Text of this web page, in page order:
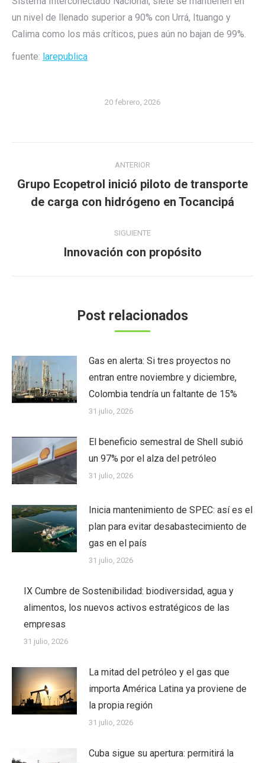
un nivel de llenado superior a 90% con Urrá, Ituango y
Calima como los más críticos, pues aún no bajan de 99%.
fuente: larepublica
20 febrero, 2026
entre
publicaciones
ANTERIOR
Publicación
anterior:
Grupo Ecopetrol inició piloto de transporte
de carga con hidrógeno en Tocancipá
SIGUIENTE
Publicación
Innovación con propósito
Post relacionados
Gas en alerta: Si tres proyectos no
entran entre noviembre y diciembre,
Colombia tendría un faltante de 15%
31 julio, 2026
El beneficio semestral de Shell subió
un 97% por el alza del petróleo
31 julio, 2026
Inicia mantenimiento de SPEC: así es el
plan para evitar desabastecimiento de
gas en el país
31 julio, 2026
IX Cumbre de Sostenibilidad: biodiversidad, agua y
alimentos, los nuevos activos estratégicos de las
empresas
31 julio, 2026
La mitad del petróleo y el gas que
importa América Latina ya proviene de
la propia región
31 julio, 2026
Cuba sigue su apertura: permitirá la